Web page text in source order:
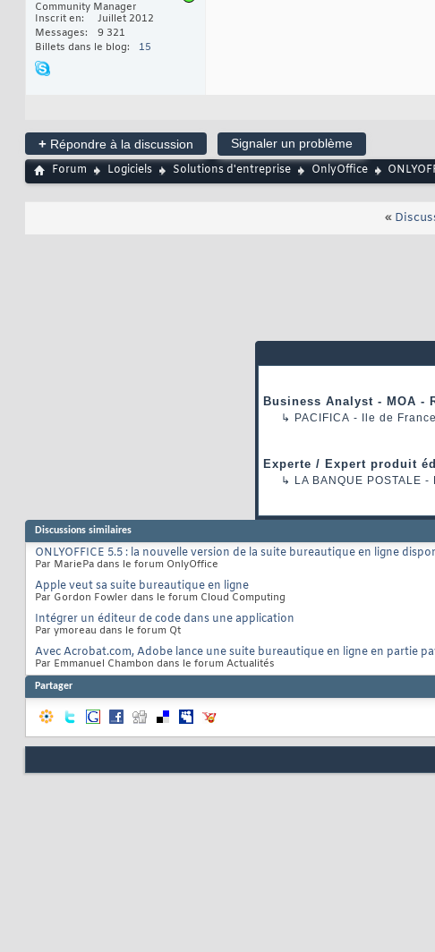
Community Manager
Inscrit en
Juillet 2012
Messages
9 321
Billets dans le blog
15
+ Répondre à la discussion
Signaler un problème
Forum
Logiciels Solutions d'entreprise OnlyOffice
«
Business Analyst - MOA -
↳ PACIFICA - Ile de
Experte / Expert produit
↳ LA BANQUE POSTALE -
Discussions similaires
ONLYOFFICE 5.5 : la nouvelle version de la suite bureautique en ligne
Par MariePa dans le forum OnlyOffice
Apple veut sa suite bureautique en ligne
Par Gordon Fowler dans le forum Cloud Computing
Intégrer un éditeur de code dans une application
Par ymoreau dans le forum Qt
Avec Acrobat.com, Adobe lance une suite bureautique en ligne en partie
Par Emmanuel Chambon dans le forum Actualités
Partager